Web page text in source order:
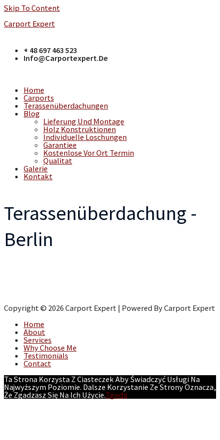
Skip To Content
Carport Expert
+ 48 697 463 523
Info@carportexpert.de
Home
Carports
Terassenüberdachungen
Blog
Lieferung Und Montage
Holz Konstruktionen
Individuelle Loschungen
Garantiee
Kostenlose Vor Ort Termin
Qualitat
Galerie
Kontakt
Terassenüberdachung -
Berlin
Copyright © 2026 Carport Expert | Powered By Carport Expert
Home
About
Services
Why Choose Me
Testimonials
Contact
Ta Strona Korzysta Z Ciasteczek Aby Świadczyć Usługi Na
Najwyższym Poziomie. Dalsze Korzystanie Ze Strony Oznacza,
Że Zgadzasz Się Na Ich Użycie.Zgoda